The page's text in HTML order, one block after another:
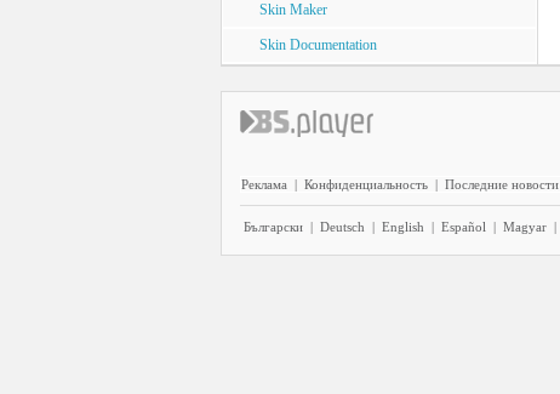
Skin Maker
Skin Documentation
Реклама | Конфиденциальность | Последние новости
Български | Deutsch | English | Español | Magyar |